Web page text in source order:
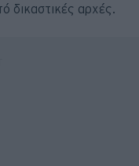
δικαστικές αρχές.